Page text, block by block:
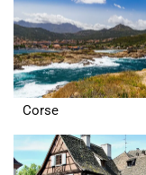
Corse